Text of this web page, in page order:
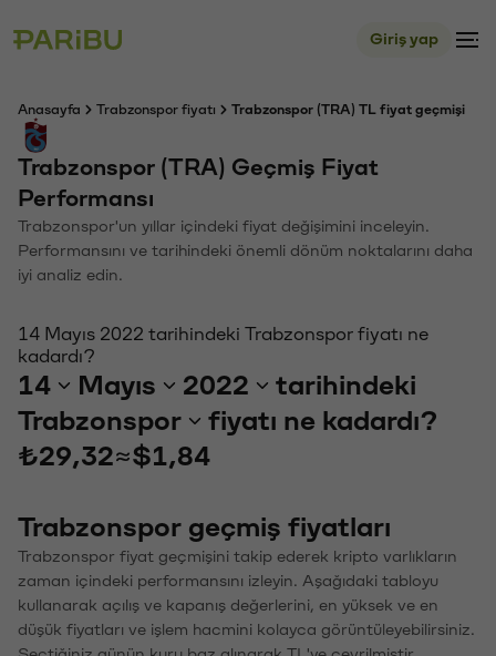
Giriş yap
Anasayfa Trabzonspor fiyatı Trabzonspor (TRA) TL fiyat geçmişi
Trabzonspor (TRA) Geçmiş Fiyat
Performansı
Trabzonspor'un yıllar içindeki fiyat değişimini inceleyin.
Performansını ve tarihindeki önemli dönüm noktalarını daha
iyi analiz edin.
14 Mayıs 2022 tarihindeki Trabzonspor fiyatı ne
kadardı?
14 Mayıs 2022
tarihindeki
Trabzonspor
fiyatı ne kadardı?
₺29,32≈$1,84
Trabzonspor geçmiş fiyatları
Trabzonspor fiyat geçmişini takip ederek kripto varlıkların
zaman içindeki performansını izleyin. Aşağıdaki tabloyu
kullanarak açılış ve kapanış değerlerini, en yüksek ve en
düşük fiyatları ve işlem hacmini kolayca görüntüleyebilirsiniz.